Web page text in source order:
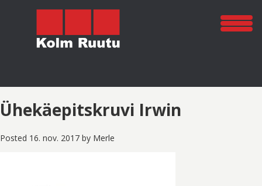
Ühekäepitskruvi Irwin
Posted 16. nov. 2017 by Merle